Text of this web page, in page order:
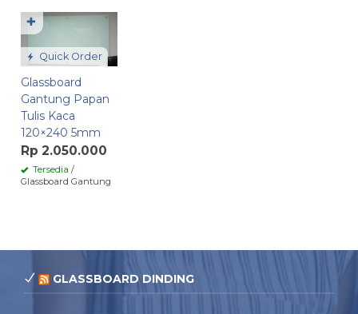
Quick Order
Glassboard
Gantung Papan
Tulis Kaca
120×240 5mm
Rp 2.050.000
Tersedia /
Glassboard Gantung
✚
GLASSBOARD DINDING